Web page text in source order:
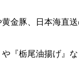
金豚、日本海直
や『栃尾油揚げ』